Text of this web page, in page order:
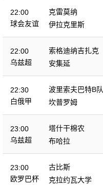
22:00
球会友谊
克雷莫纳
伊拉克里斯
22:00
乌兹超
索格迪纳吉扎克
安集延
22:30
白俄甲
波里索夫巴特B队
坎普罗姆
23:00
乌兹超
塔什干棉农
布哈拉
23:00
欧罗巴杯
古比斯
克拉约瓦大学